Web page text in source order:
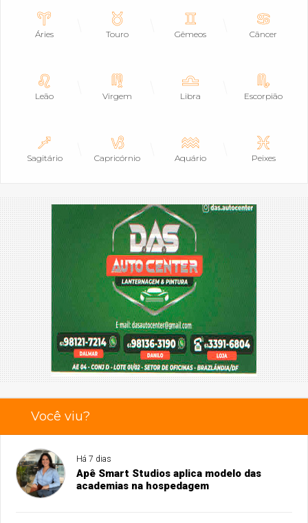
Áries Touro Gêmeos Câncer
Leão Virgem Libra Escorpião
Sagitário Capricórnio Aquário Peixes
Você viu?
Há 7 dias
Apê Smart Studios aplica modelo das
academias na hospedagem